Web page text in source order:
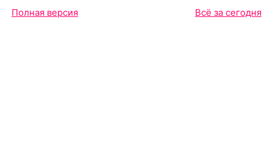
Полная версия Всё за сегодня